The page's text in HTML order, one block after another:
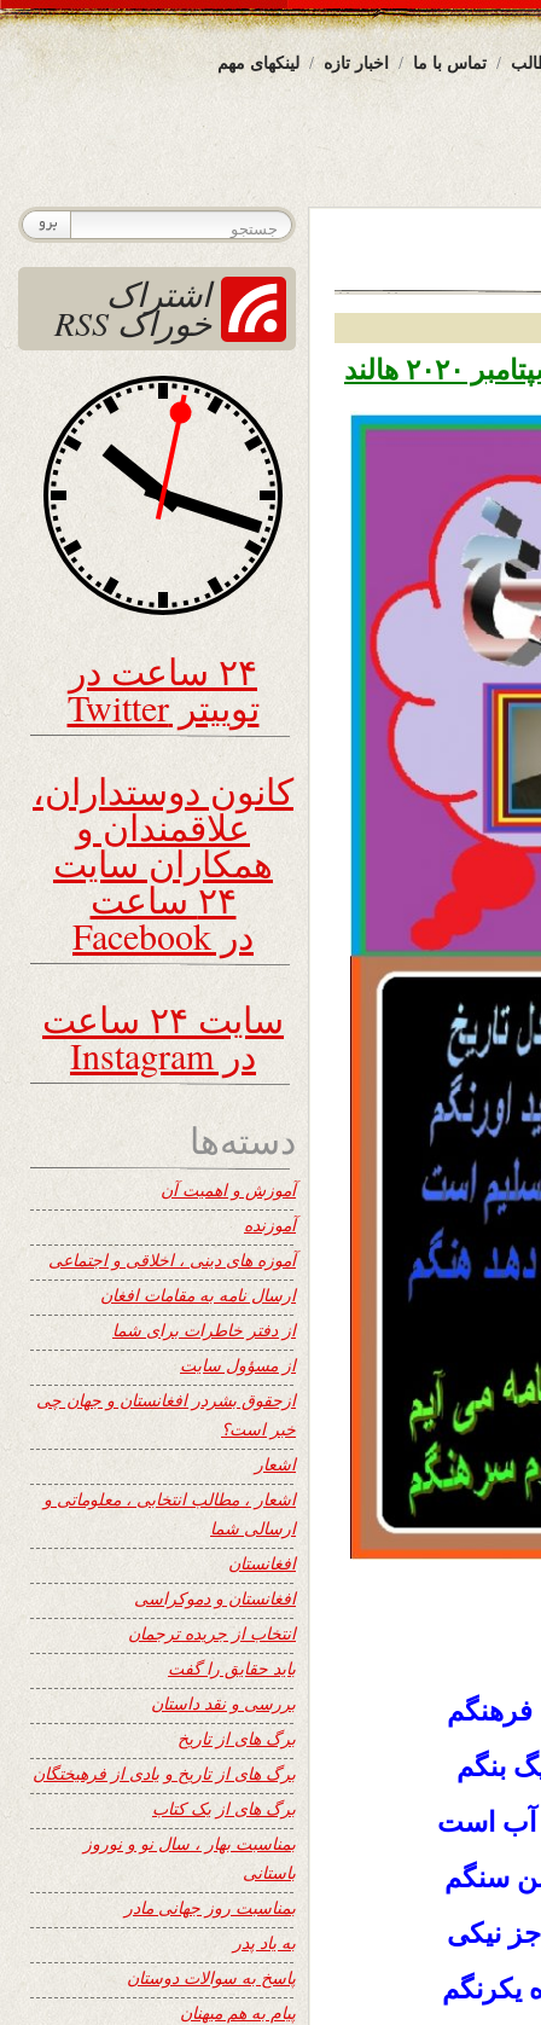
لینکهای مهم اخبار تازه تماس با ما
فرهنگم
بنگم
آب است
سنگم
نیکی
یکرنگم
اشتراک
خوراک RSS
۲۴ ساعت در
توییتر Twitter
کانون دوستداران،
علاقمندان و
همکاران سایت
۲۴ ساعت
در Facebook
سایت ۲۴ ساعت
در Instagram
دسته‌ها
آموزش و اهمیت آن
آموزنده
آموزه های دینی ، اخلاقی و اجتماعی
ارسال نامه به مقامات افغان
از دفتر خاطرات برای شما
از مسؤول سایت
ازحقوق بشردر افغانستان و جهان چی
خبر است؟
اشعار
اشعار ، مطالب انتخابی ، معلوماتی و
ارسالی شما
افغانستان
افغانستان و دموکراسی
انتخاب از جریده ترجمان
باید حقایق را گفت
بررسی و نقد داستان
برگ های از تاریخ
برگ های از تاریخ و یادی از فرهیختگان
برگ های از یک کتاب
بمناسبت بهار ، سال نو و نوروز
باستانی
بمناسبت روز جهانی مادر
به یاد پدر
پاسخ به سوالات دوستان
پیام به هم میهنان